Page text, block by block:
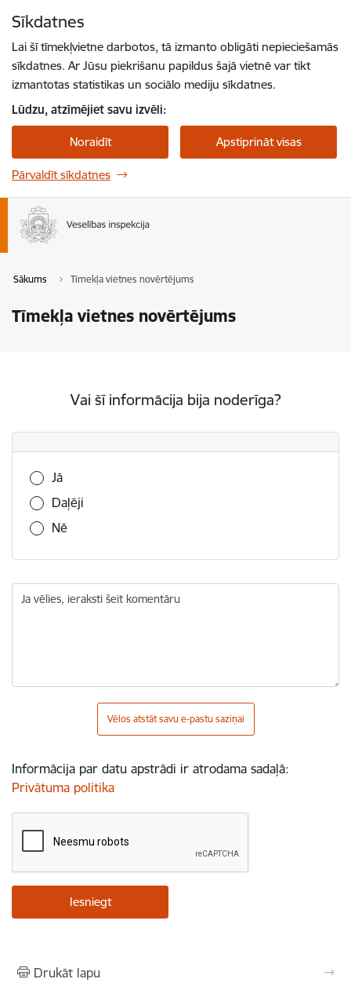
Sīkdatnes
Lai šī tīmekļvietne darbotos, tā izmanto obligāti nepieciešamās
sīkdatnes. Ar Jūsu piekrišanu papildus šajā vietnē var tikt
izmantotas statistikas un sociālo mediju sīkdatnes.
Lūdzu, atzīmējiet savu izvēli:
Noraidīt Apstiprināt visas
Pārvaldīt sīkdatnes
Sākums Tīmekļa vietnes novērtējums
Tīmekļa vietnes novērtējums
Vai šī informācija bija noderīga?
Vai šī informācija bija noderīga?
Jā
Daļēji
Nē
Ja vēlies, ieraksti šeit komentāru
Vēlos atstāt savu e-pastu saziņai
Informācija par datu apstrādi ir atrodama sadaļā:
Privātuma politika
Drukāt lapu